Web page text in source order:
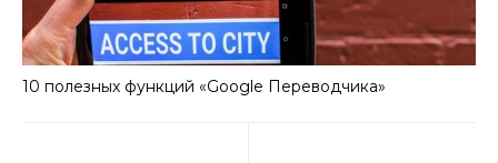
10 полезных функций «Google Переводчика»